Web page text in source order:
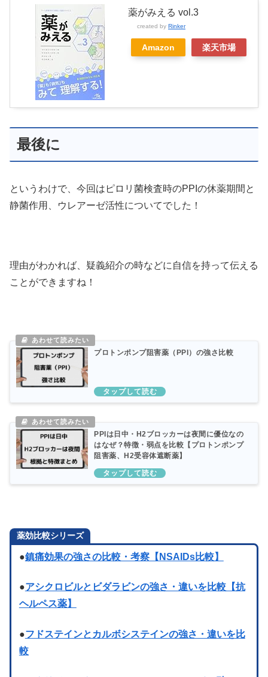
薬がみえる vol.3
created by Rinker
Amazon 楽天市場
最後に
というわけで、今回はピロリ菌検査時のPPIの休薬期間と
静菌作用、ウレアーゼ活性についてでした！
理由がわかれば、疑義紹介の時などに自信を持って伝える
ことができますね！
プロトンポンプ阻害薬（PPI）の強さ比較
PPIは日中・H2ブロッカーは夜間に優位なの
はなぜ？特徴・弱点を比較【プロトンポンプ
阻害薬、H2受容体遮断薬】
薬効比較シリーズ
●鎮痛効果の強さの比較・考察【NSAIDs比較】
●アシクロビルとビダラビンの強さ・違いを比較【抗
ヘルペス薬】
●フドステインとカルボシステインの強さ・違いを比
較